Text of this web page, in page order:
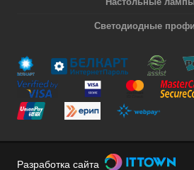
Светодиодные
Разработка сайта